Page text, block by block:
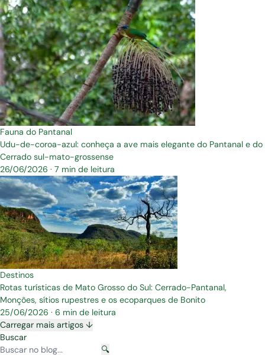
Fauna do Pantanal
Udu-de-coroa-azul: conheça a ave mais elegante do Pantanal e do
Cerrado sul-mato-grossense
26/06/2026 · 7 min de leitura
Destinos
Rotas turísticas de Mato Grosso do Sul: Cerrado-Pantanal,
Monções, sítios rupestres e os ecoparques de Bonito
25/06/2026 · 6 min de leitura
Carregar mais artigos ↓
Buscar
🔍